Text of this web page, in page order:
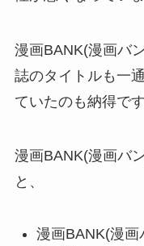
漫画BANK(漫画バ
誌のタイトルも一
ていたのも納得で
漫画BANK(漫画バ
と、
漫画BANK(漫画